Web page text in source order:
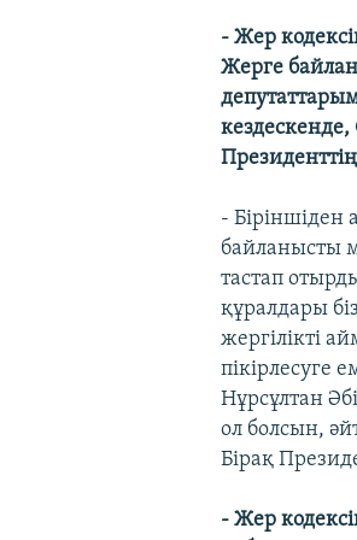
- Жер
Жерге
- Біріншіден
байланысты
тастап
құралдары
жергілікті
пікірлесуге
Нұрсұлтан
ол болсын,
Бірақ
- Жер